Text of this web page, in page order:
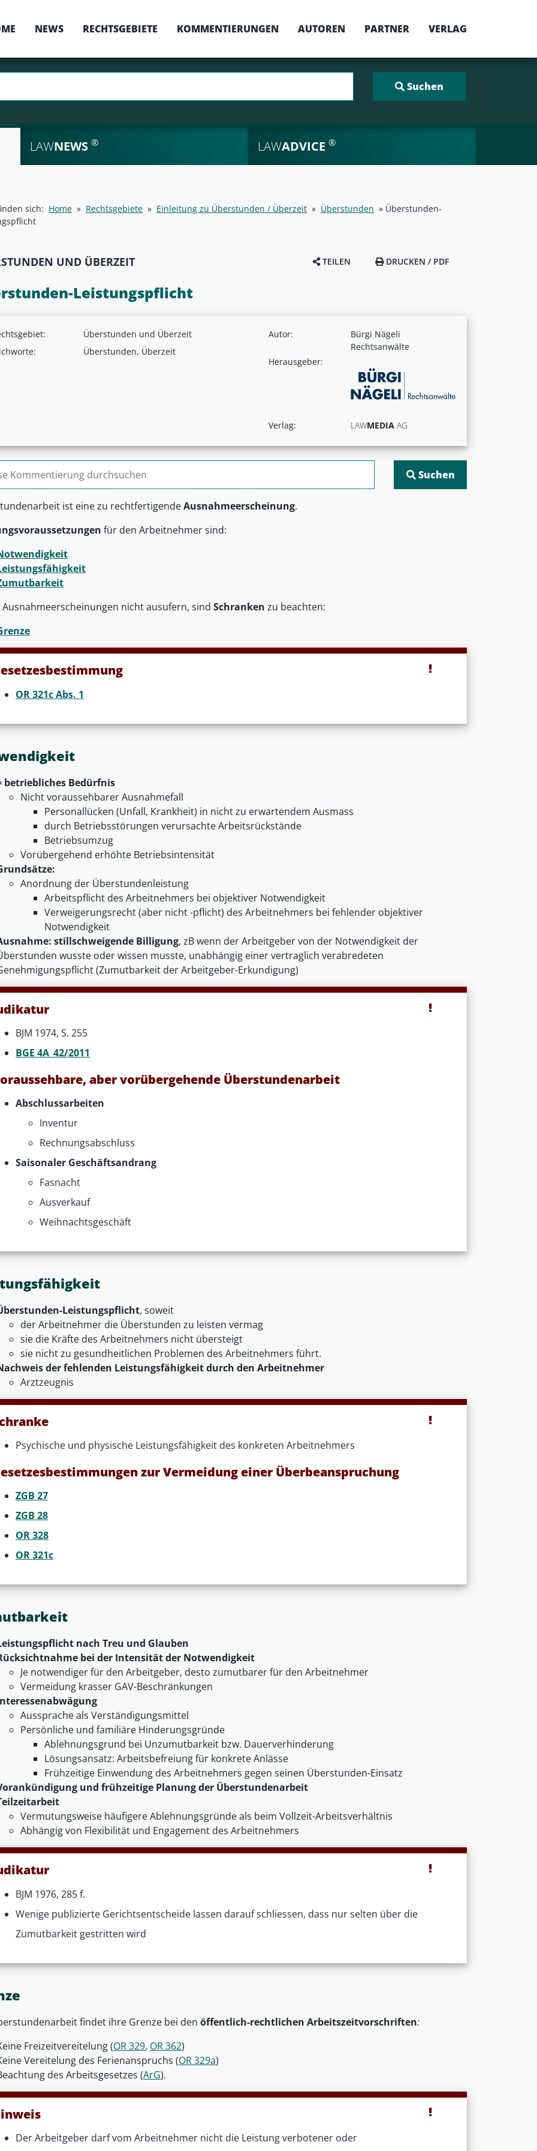
NEWS RECHTSGEBIETE KOMMENTIERUNGEN AUTOREN PARTNER VERLAG
LAWNEWS ® LAWADVICE ®
sich: Home » Rechtsgebiete » Einleitung zu Überstunden / Überzeit » Überstunden » Überstunden-
UND ÜBERZEIT TEILEN DRUCKEN / PDF
Leistungspflicht
Überstunden und Überzeit
Überstunden, Überzeit
Autor:
Bürgi Nägeli
Rechtsanwälte
Herausgeber:
Verlag: LAWMEDIA AG
ist eine zu rechtfertigendeAusnahmeerscheinung.
für den Arbeitnehmer sind:
nicht ausufern, sind Schranken zu beachten:
OR 321c Abs. 1
betriebliches Bedürfnis
Nicht voraussehbarer Ausnahmefall
Personallücken (Unfall, Krankheit) in nicht zu erwartendem Ausmass
durch Betriebsstörungen verursachte Arbeitsrückstände
Betriebsumzug
Vorübergehend erhöhte Betriebsintensität
Anordnung der Überstundenleistung
Arbeitspflicht des Arbeitnehmers bei objektiver Notwendigkeit
Verweigerungsrecht (aber nicht -pflicht) des Arbeitnehmers bei fehlender objektiver
Notwendigkeit
stillschweigende Billigung, zB wenn der Arbeitgeber von der Notwendigkeit der
wusste oder wissen musste, unabhängig einer vertraglich verabredeten
(Zumutbarkeit der Arbeitgeber-Erkundigung)
BJM 1974, S. 255
BGE 4A_42/2011
aber vorübergehende Überstundenarbeit
Abschlussarbeiten
Inventur
Rechnungsabschluss
Saisonaler Geschäftsandrang
Fasnacht
Ausverkauf
Weihnachtsgeschäft
Leistungspflicht, soweit
der Arbeitnehmer die Überstunden zu leisten vermag
sie die Kräfte des Arbeitnehmers nicht übersteigt
sie nicht zu gesundheitlichen Problemen des Arbeitnehmers führt.
der fehlenden Leistungsfähigkeit durch den Arbeitnehmer
Arztzeugnis
Psychische und physische Leistungsfähigkeit des konkreten Arbeitnehmers
zur Vermeidung einer Überbeanspruchung
ZGB 27
ZGB 28
OR 328
OR 321c
nach Treu und Glauben
bei der Intensität der Notwendigkeit
Je notwendiger für den Arbeitgeber, desto zumutbarer für den Arbeitnehmer
Vermeidung krasser GAV-Beschränkungen
Aussprache als Verständigungsmittel
Persönliche und familiäre Hinderungsgründe
Ablehnungsgrund bei Unzumutbarkeit bzw. Dauerverhinderung
Lösungsansatz: Arbeitsbefreiung für konkrete Anlässe
Frühzeitige Einwendung des Arbeitnehmers gegen seinen Überstunden-Einsatz
und frühzeitige Planung der Überstundenarbeit
Vermutungsweise häufigere Ablehnungsgründe als beim Vollzeit-Arbeitsverhältnis
Abhängig von Flexibilität und Engagement des Arbeitnehmers
BJM 1976, 285 f.
Wenige publizierte Gerichtsentscheide lassen darauf schliessen, dass nur selten über die
Zumutbarkeit gestritten wird
findet ihre Grenze bei den öffentlich-rechtlichen Arbeitszeitvorschriften:
Freizeitvereitelung (OR 329, OR 362)
Vereitelung des Ferienanspruchs (OR 329a)
des Arbeitsgesetzes (ArG).
Der Arbeitgeber darf vom Arbeitnehmer nicht die Leistung verbotener oder